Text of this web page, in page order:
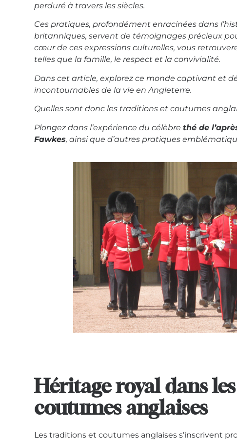
perduré à travers les siècles.
Ces pratiques, profondément enracinées dans
britanniques, servent de témoignages précieux
cœur de ces expressions culturelles, vous
telles que la famille, le respect et la convivialité.
Dans cet article, explorez ce monde captivant et
incontournables de la vie en Angleterre.
Quelles sont donc les traditions et coutumes
Plongez dans l’expérience du célèbre thé de
Fawkes, ainsi que d’autres pratiques
Héritage royal dans
coutumes anglaises
Les traditions et coutumes anglaises s’inscrivent